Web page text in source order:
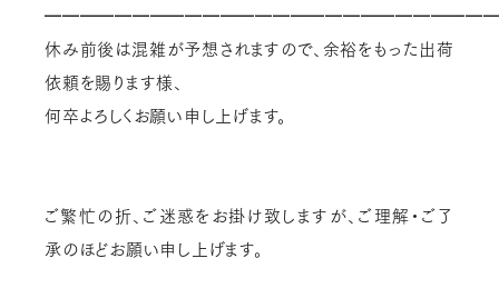
休み前後は混雑が予想されますので、余裕をもった出荷
依頼を賜ります様、
何卒よろしくお願い申し上げます。
ご繁忙の折、ご迷惑をお掛け致しますが、ご理解・ご了
承のほどお願い申し上げます。